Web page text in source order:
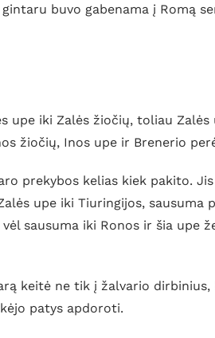
buvo gabenama į Romą
upe iki Zalės žiočių, toliau Zalės
žiočių, Inos upe ir Brenerio
prekybos kelias kiek pakito.
upe iki Tiuringijos, sausuma
sausuma iki Ronos ir šia upe
keitė ne tik į žalvario
patys apdoroti.